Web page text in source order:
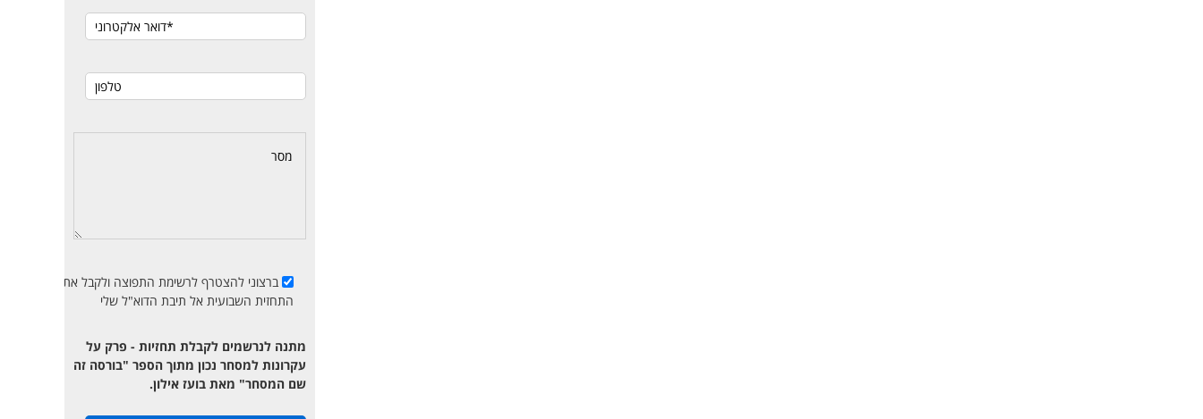
ברצוני להצטרף לרשימת התפוצה ולקבל את
התחזית השבועית אל תיבת הדוא"ל שלי
מתנה לנרשמים לקבלת תחזיות - פרק על
עקרונות למסחר נכון מתוך הספר "בורסה זה
שם המסחר" מאת בועז אילון.